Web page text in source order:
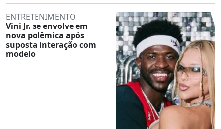
ENTRETENIMENTO
Vini Jr. se envolve em
nova polêmica após
suposta interação com
modelo